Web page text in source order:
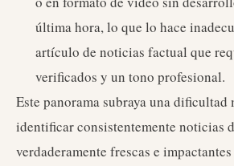
última hora, lo que lo hace
artículo de noticias factual que
verificados y un tono profesional.
Este panorama subraya una dificultad
identificar consistentemente noticias
verdaderamente frescas e